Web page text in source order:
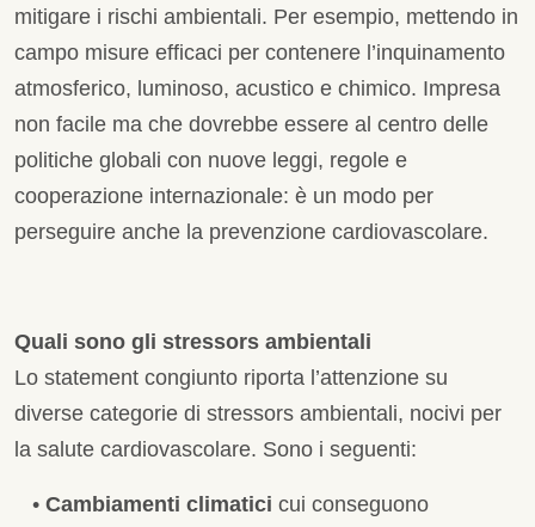
mitigare i rischi ambientali. Per esempio, mettendo in
campo misure efficaci per contenere l’inquinamento
atmosferico, luminoso, acustico e chimico. Impresa
non facile ma che dovrebbe essere al centro delle
politiche globali con nuove leggi, regole e
cooperazione internazionale: è un modo per
perseguire anche la prevenzione cardiovascolare.
Quali sono gli stressors ambientali
Lo statement congiunto riporta l’attenzione su
diverse categorie di stressors ambientali, nocivi per
la salute cardiovascolare. Sono i seguenti:
• Cambiamenti climatici cui conseguono